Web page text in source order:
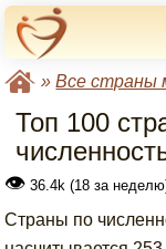
»Все страны
Топ 100
👁 36.4k (18 за
Страны по